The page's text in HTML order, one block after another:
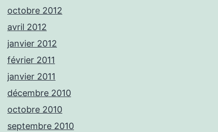
octobre 2012
avril 2012
janvier 2012
février 2011
janvier 2011
décembre 2010
octobre 2010
septembre 2010